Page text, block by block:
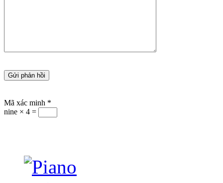
Mã xác minh *
nine × 4 =